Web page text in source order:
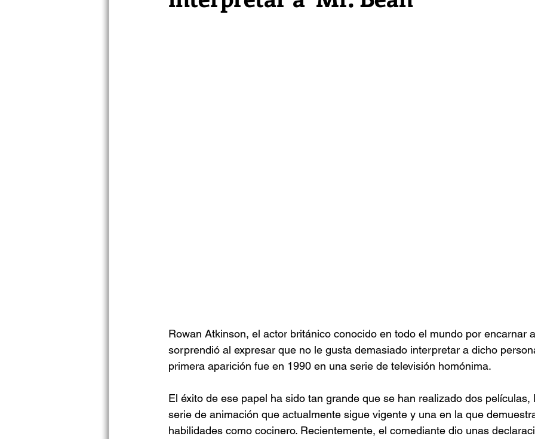
Rowan Atkinson, el actor británico conocido en todo el mundo por encarnar
sorprendió al expresar que no le gusta demasiado interpretar a dicho
primera aparición fue en 1990 en una serie de televisión homónima.
El éxito de ese papel ha sido tan grande que se han realizado dos películas,
serie de animación que actualmente sigue vigente y una en la que
habilidades como cocinero. Recientemente, el comediante dio unas